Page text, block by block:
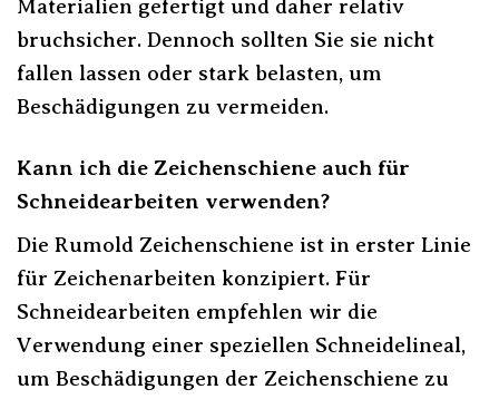
Materialien gefertigt und daher relativ
bruchsicher. Dennoch sollten Sie sie nicht
fallen lassen oder stark belasten, um
Beschädigungen zu vermeiden.
Kann ich die Zeichenschiene auch für
Schneidearbeiten verwenden?
Die Rumold Zeichenschiene ist in erster Linie
für Zeichenarbeiten konzipiert. Für
Schneidearbeiten empfehlen wir die
Verwendung einer speziellen Schneidelineal,
um Beschädigungen der Zeichenschiene zu